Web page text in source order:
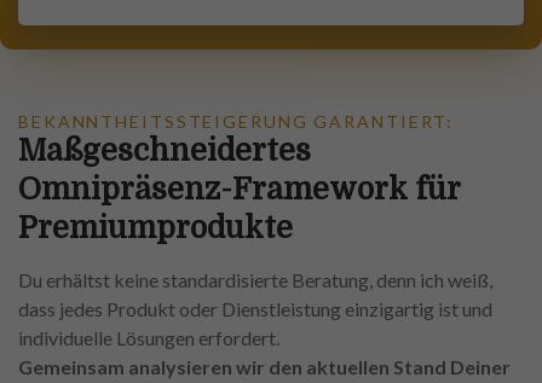
BEKANNTHEITSSTEIGERUNG GARANTIERT:
Maßgeschneidertes
Omnipräsenz-Framework für
Premiumprodukte
Du erhältst keine standardisierte Beratung, denn ich weiß,
dass jedes Produkt oder Dienstleistung einzigartig ist und
individuelle Lösungen erfordert.
Gemeinsam analysieren wir den aktuellen Stand Deiner